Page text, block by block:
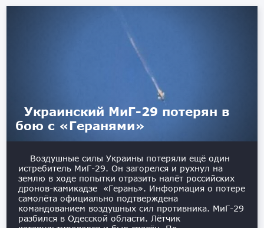
Украинский МиГ-29 потерян в
бою с «Геранями»
Воздушные силы Украины потеряли ещё один
истребитель МиГ-29. Он загорелся и рухнул на
землю в ходе попытки отразить налёт российских
дронов-камикадзе «Герань». Информация о потере
самолёта официально подтверждена
командованием воздушных сил противника. МиГ-29
разбился в Одесской области. Лётчик